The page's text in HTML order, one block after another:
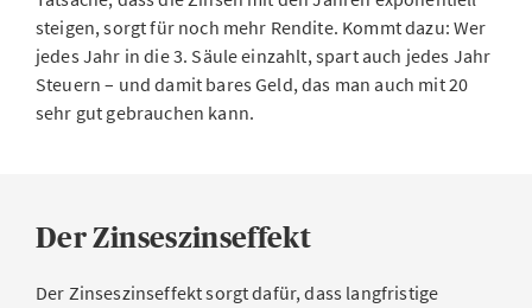
steigen, sorgt für noch mehr Rendite. Kommt dazu: Wer
jedes Jahr in die 3. Säule einzahlt, spart auch jedes Jahr
Steuern – und damit bares Geld, das man auch mit 20
sehr gut gebrauchen kann.
Der Zinseszinseffekt
Der Zinseszinseffekt sorgt dafür, dass langfristige